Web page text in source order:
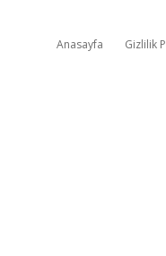
Anasayfa Gizlilik